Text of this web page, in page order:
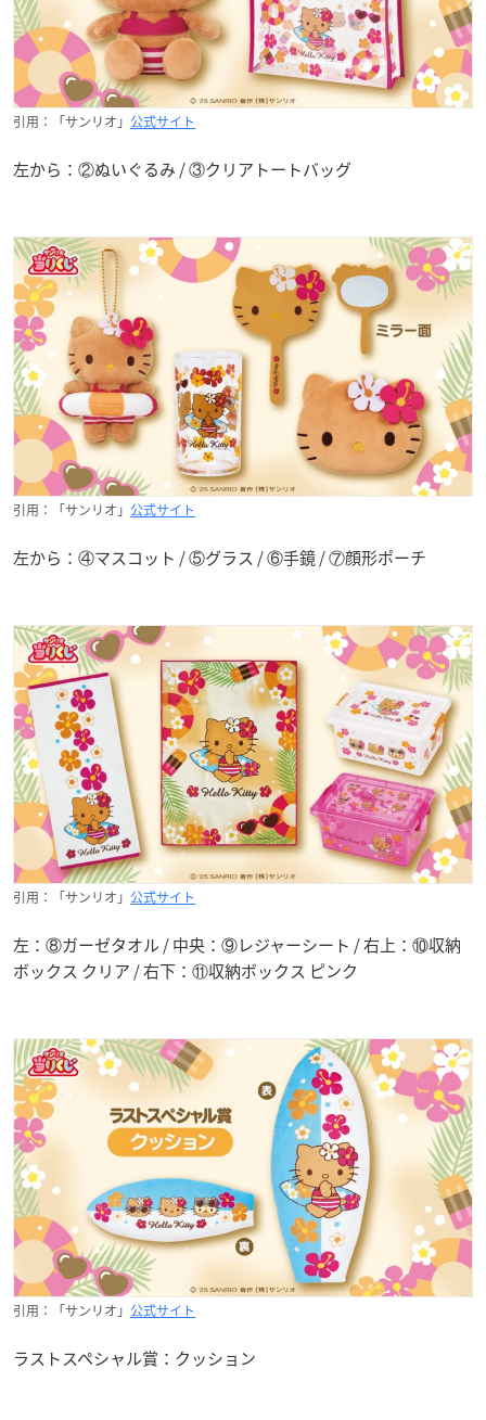
引用：「サンリオ」 公式サイト
左から：②ぬいぐるみ / ③クリアトートバッグ
引用：「サンリオ」 公式サイト
左から：④マスコット / ⑤グラス / ⑥手鏡 / ⑦顔形ポーチ
引用：「サンリオ」 公式サイト
左：⑧ガーゼタオル / 中央：⑨レジャーシート / 右上：⑩収納
ボックス クリア / 右下：⑪収納ボックス ピンク
引用：「サンリオ」 公式サイト
ラストスペシャル賞：クッション